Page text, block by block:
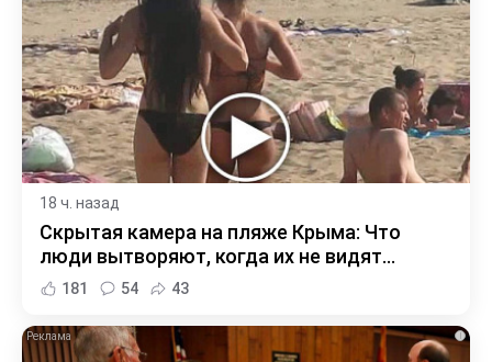
18 ч. назад
Скрытая камера на пляже Крыма: Что
люди вытворяют, когда их не видят...
181 54 43
i